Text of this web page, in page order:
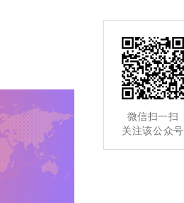
微信扫一扫
关注该公众号